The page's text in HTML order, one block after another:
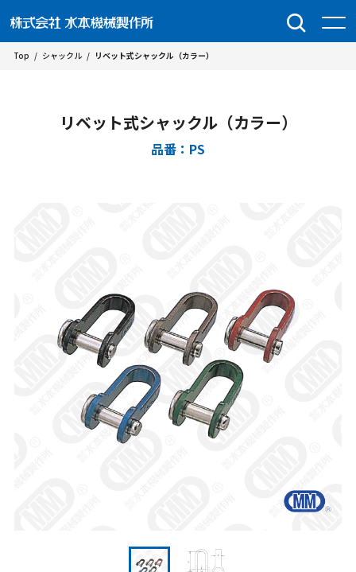
Top / シャックル / リベット式シャックル（カラー）
リベット式シャックル（カラー）
品番：PS